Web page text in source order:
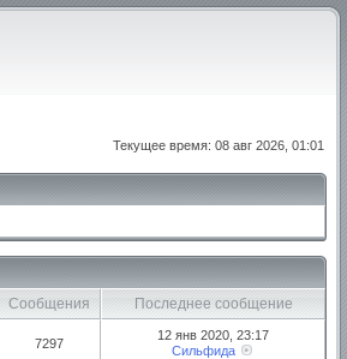
Текущее время: 08 авг 2026, 01:01
Сообщения
Последнее сообщение
7297
12 янв 2020, 23:17
Сильфида